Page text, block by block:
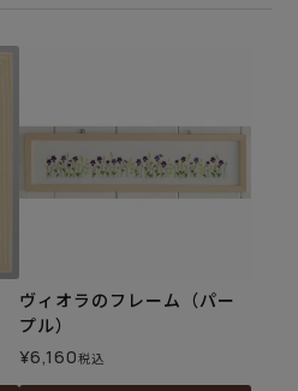
ヴィオラのフレーム（パー
プル）
¥6,160税込